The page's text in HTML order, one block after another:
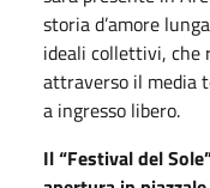
storia d’amore
ideali collettivi, che
attraverso il media
a ingresso libero.
Il “Festival del